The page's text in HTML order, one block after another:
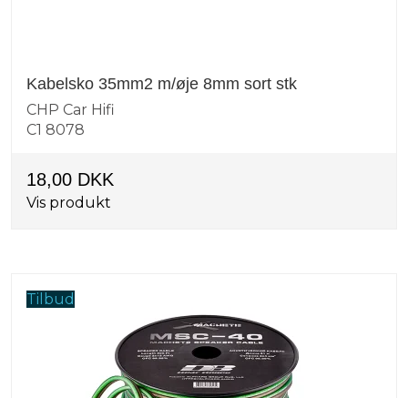
Kabelsko 35mm2 m/øje 8mm sort stk
CHP Car Hifi
C1 8078
18,00 DKK
Vis produkt
Tilbud